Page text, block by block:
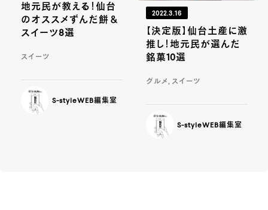
地元民が教える！仙台
のオススメずんだ餅＆
スイーツ8選
スイーツ
S-styleWEB編集室
2022.3.16
【決定版】仙台土産に激
推し！地元民が選んだ
銘菓10選
グルメ, スイーツ
S-styleWEB編集室